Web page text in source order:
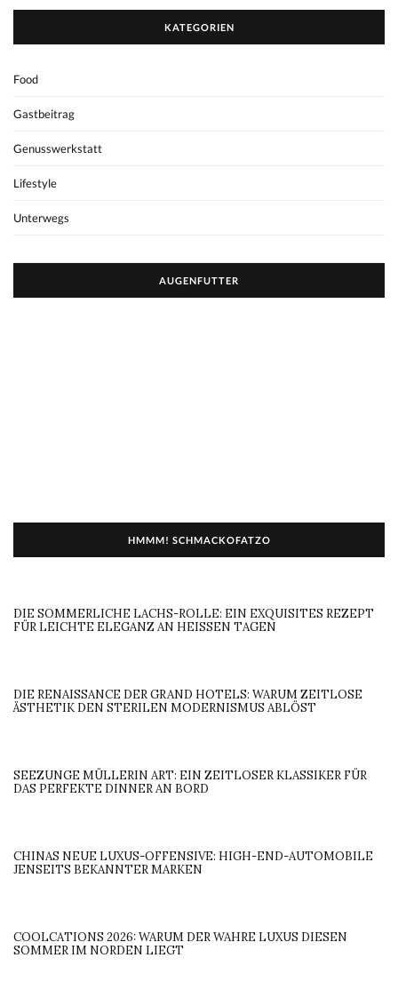
KATEGORIEN
Food
Gastbeitrag
Genusswerkstatt
Lifestyle
Unterwegs
AUGENFUTTER
HMMM! SCHMACKOFATZO
DIE SOMMERLICHE LACHS-ROLLE: EIN EXQUISITES REZEPT
FÜR LEICHTE ELEGANZ AN HEISSEN TAGEN
DIE RENAISSANCE DER GRAND HOTELS: WARUM ZEITLOSE
ÄSTHETIK DEN STERILEN MODERNISMUS ABLÖST
SEEZUNGE MÜLLERIN ART: EIN ZEITLOSER KLASSIKER FÜR
DAS PERFEKTE DINNER AN BORD
CHINAS NEUE LUXUS-OFFENSIVE: HIGH-END-AUTOMOBILE
JENSEITS BEKANNTER MARKEN
COOLCATIONS 2026: WARUM DER WAHRE LUXUS DIESEN
SOMMER IM NORDEN LIEGT